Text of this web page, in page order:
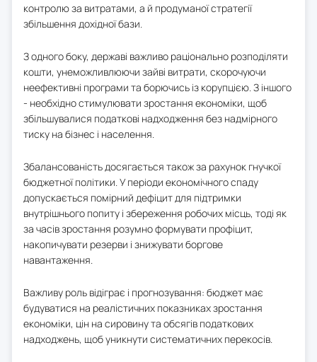
контролю за витратами, а й продуманої стратегії
збільшення дохідної бази.
З одного боку, державі важливо раціонально розподіляти
кошти, унеможливлюючи зайві витрати, скорочуючи
неефективні програми та борючись із корупцією. З іншого
- необхідно стимулювати зростання економіки, щоб
збільшувалися податкові надходження без надмірного
тиску на бізнес і населення.
Збалансованість досягається також за рахунок гнучкої
бюджетної політики. У періоди економічного спаду
допускається помірний дефіцит для підтримки
внутрішнього попиту і збереження робочих місць, тоді як
за часів зростання розумно формувати профіцит,
накопичувати резерви і знижувати боргове
навантаження.
Важливу роль відіграє і прогнозування: бюджет має
будуватися на реалістичних показниках зростання
економіки, цін на сировину та обсягів податкових
надходжень, щоб уникнути систематичних перекосів.